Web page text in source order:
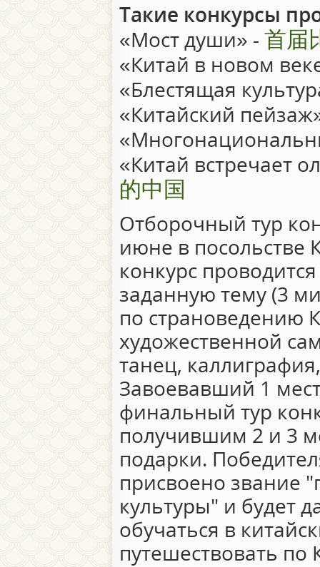
Такие конкурсы
«Мост души» - 首届
«Китай в новом
«Блестящая
«Китайский
«Китай встречает
的中国
Отборочный тур
июне в
конкурс
заданную тему (3
по страноведению
художественной
танец,
Завоевавший 1
финальный тур
получившим 2 и 3
подарки.
присвоено звание
культуры" и будет
обучаться в
путешествовать по